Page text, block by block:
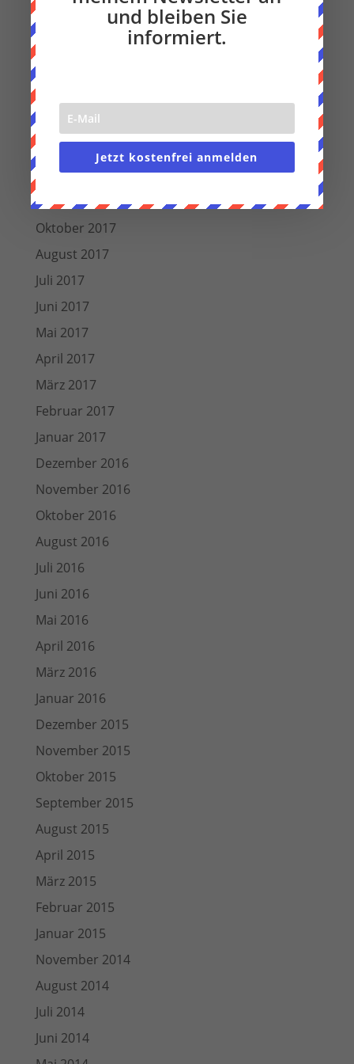
Oktober 2018
September 2018
August 2018
Juli 2018
Juni 2018
März 2018
Dezember 2017
November 2017
Oktober 2017
August 2017
Juli 2017
Juni 2017
Mai 2017
April 2017
März 2017
Februar 2017
Januar 2017
Dezember 2016
November 2016
Oktober 2016
August 2016
Juli 2016
Juni 2016
Mai 2016
April 2016
März 2016
Januar 2016
Dezember 2015
November 2015
Oktober 2015
September 2015
August 2015
April 2015
März 2015
Februar 2015
Januar 2015
November 2014
August 2014
Juli 2014
Juni 2014
und bleiben Sie
informiert.
Jetzt kostenfrei anmelden